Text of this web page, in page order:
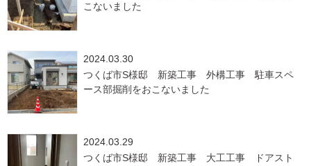
こないました
2024.03.30
つくば市S様邸 新築工事 外構工事 駐車スペ
ース部掘削をおこないました
2024.03.29
つくば市S様邸 新築工事 大工工事 ドアスト